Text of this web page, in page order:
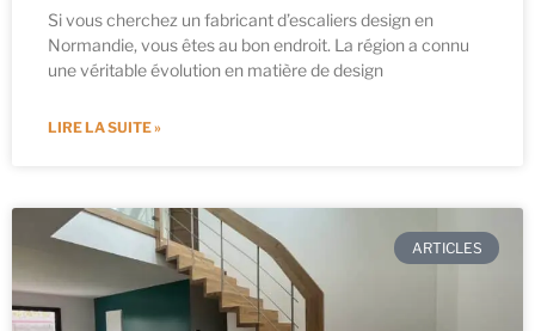
Si vous cherchez un fabricant d’escaliers design en
Normandie, vous êtes au bon endroit. La région a connu
une véritable évolution en matière de design
LIRE LA SUITE »
ARTICLES